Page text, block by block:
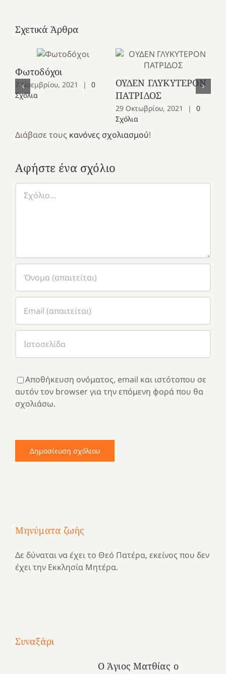
Σχετικά Άρθρα
Φωτοδόχοι
7 Νοεμβρίου, 2021 |
0
Σχόλια
ΟΥΔΕΝ ΓΛΥΚΥΤΕΡΟΝ
ΠΑΤΡΙΔΟΣ
29 Οκτωβρίου, 2021 |
0
Σχόλια
Διάβασε τους κανόνες σχολιασμού!
Αφήστε ένα σχόλιο
Αποθήκευση ονόματος, email και ιστότοπου σε
αυτόν τον browser για την επόμενη φορά που θα
σχολιάσω.
Μηνύματα ζωής
Δε δύναται να έχει το Θεό Πατέρα, εκείνος που δεν
έχει την Εκκλησία Μητέρα.
Συναξάρι
Ο Άγιος Ματθίας ο
Μια
και
Κατασκηνωτικές